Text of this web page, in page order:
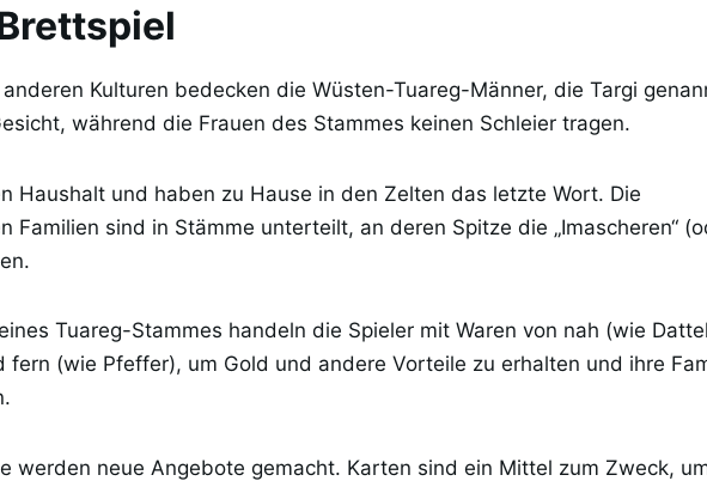
Kulturen bedecken die Wüsten-Tuareg-Männer, die Targi
während die Frauen des Stammes keinen Schleier tragen.
Haushalt und haben zu Hause in den Zelten das letzte Wort. Die
Familien sind in Stämme unterteilt, an deren Spitze die „Imascheren“
Tuareg-Stammes handeln die Spieler mit Waren von nah (wie
fern (wie Pfeffer), um Gold und andere Vorteile zu erhalten und ihre
werden neue Angebote gemacht. Karten sind ein Mittel zum Zweck,